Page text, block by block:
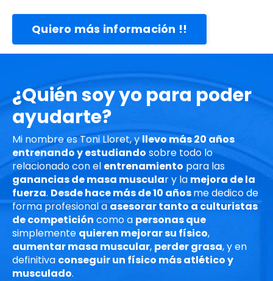
Quiero más información !!
¿Quién soy yo para poder
ayudarte?
Mi nombre es Toni Lloret, yllevo más 20 años
entrenando y estudiando sobre todo lo
relacionado con el entrenamiento para las
ganancias de masa muscular y la mejora de la
fuerza. Desde hace más de 10 añosme dedico de
forma profesional a asesorar tanto a culturistas
de competición como a personas que
simplemente quieren mejorar su físico,
aumentar masa muscular, perder grasa, y en
definitiva conseguir un físico más atlético y
musculado.